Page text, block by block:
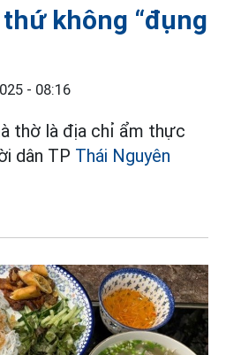
không “đụng
- 08:16
thờ là địa chỉ ẩm thực
dân TP Thái Nguyên